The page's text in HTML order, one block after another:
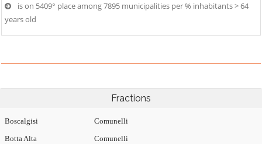
is on 5409° place among 7895 municipalities per % inhabitants > 64
years old
Fractions
Boscalgisi
Botta Alta
Comunelli
Comunelli